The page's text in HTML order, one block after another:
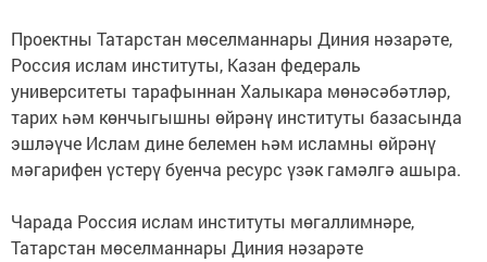
Проектны Татарстан мөселманнары Диния нәзарәте,
Россия ислам институты, Казан федераль
университеты тарафыннан Халыкара мөнәсәбәтләр,
тарих һәм көнчыгышны өйрәнү институты базасында
эшләүче Ислам дине белемен һәм исламны өйрәнү
мәгарифен үстерү буенча ресурс үзәк гамәлгә ашыра.
Чарада Россия ислам институты мөгаллимнәре,
Татарстан мөселманнары Диния нәзарәте